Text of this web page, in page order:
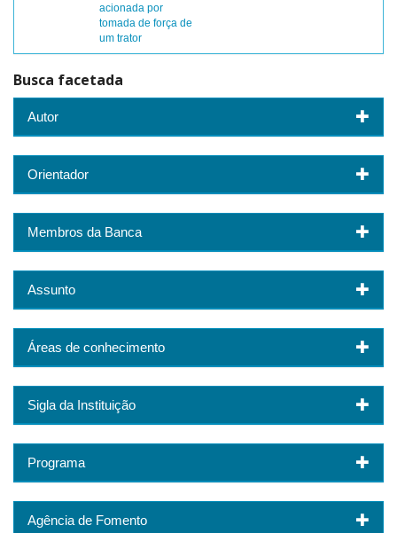
acionada por
tomada de força de
um trator
Busca facetada
Autor
Orientador
Membros da Banca
Assunto
Áreas de conhecimento
Sigla da Instituição
Programa
Agência de Fomento